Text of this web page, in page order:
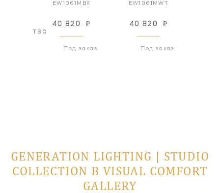
EW1061MBK
40 820 ₽
Под заказ
EW1061MWT
40 820 ₽
Под заказ
GENERATION LIGHTING | STUDIO
COLLECTION В VISUAL COMFORT
GALLERY